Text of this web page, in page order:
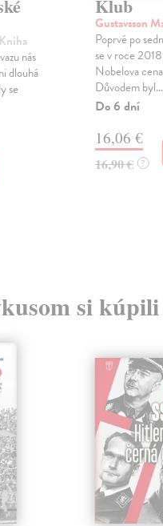
nás
dlouhá
se
Klub
Gustavsson
Poprvé po
se v roce
Nobelova
Důvodem byl...
Do 6 dní
16,06 €
16,90 € ?
si